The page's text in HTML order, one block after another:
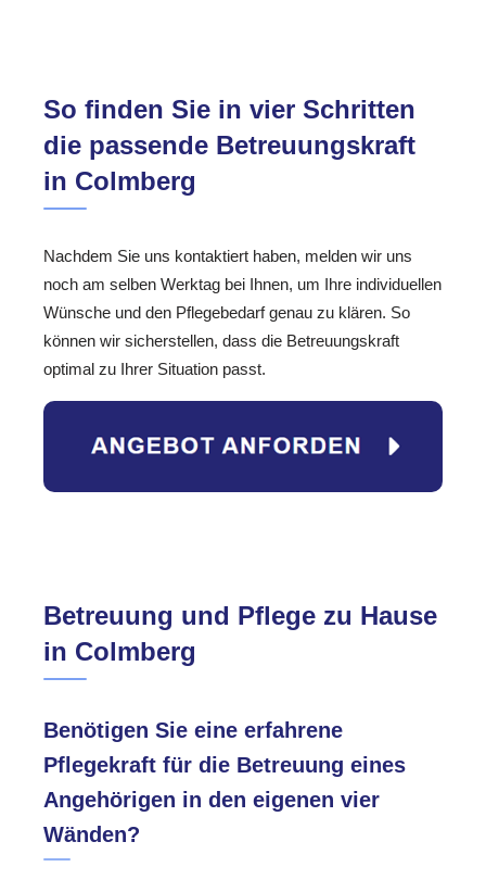
So finden Sie in vier Schritten
die passende Betreuungskraft
in Colmberg
Nachdem Sie uns kontaktiert haben, melden wir uns
noch am selben Werktag bei Ihnen, um Ihre individuellen
Wünsche und den Pflegebedarf genau zu klären. So
können wir sicherstellen, dass die Betreuungskraft
optimal zu Ihrer Situation passt.
Betreuung und Pflege zu Hause
in Colmberg
Benötigen Sie eine erfahrene
Pflegekraft für die Betreuung eines
Angehörigen in den eigenen vier
Wänden?